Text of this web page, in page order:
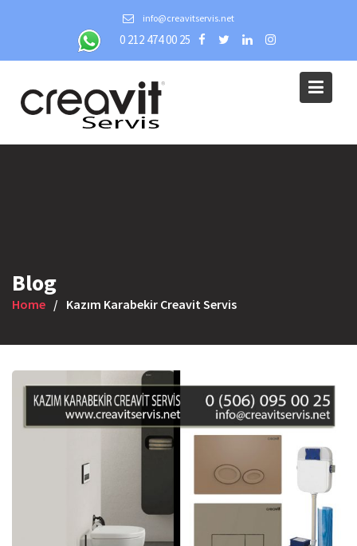
info@creavitservis.net
0 212 474 00 25
Blog
Home Kazım Karabekir Creavit Servis